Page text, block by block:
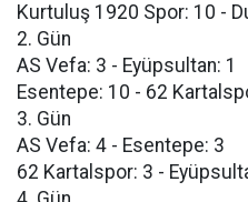
Kurtuluş 1920 Spor: 10 -
2. Gün
AS Vefa: 3 - Eyüpsultan: 1
Esentepe: 10 - 62
3. Gün
AS Vefa: 4 - Esentepe: 3
62 Kartalspor: 3 -